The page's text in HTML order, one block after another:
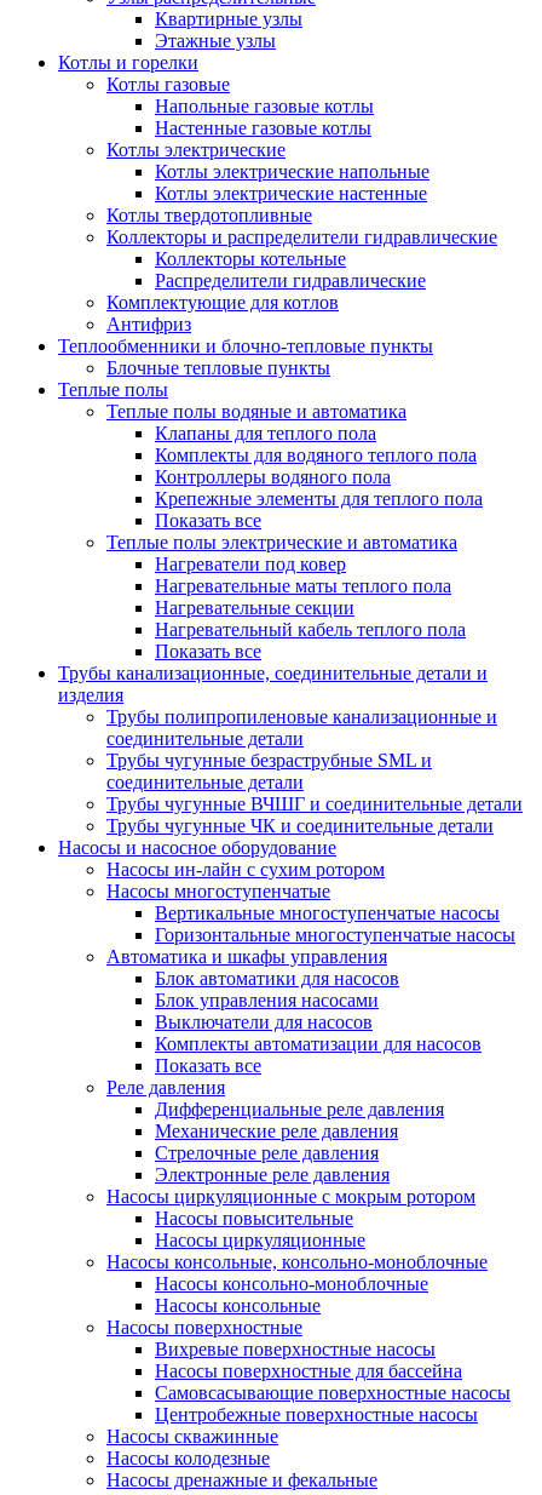
Квартирные узлы
Этажные узлы
Котлы и горелки
Котлы газовые
Напольные газовые котлы
Настенные газовые котлы
Котлы электрические
Котлы электрические напольные
Котлы электрические настенные
Котлы твердотопливные
Коллекторы и распределители гидравлические
Коллекторы котельные
Распределители гидравлические
Комплектующие для котлов
Антифриз
Теплообменники и блочно-тепловые пункты
Блочные тепловые пункты
Теплые полы
Теплые полы водяные и автоматика
Клапаны для теплого пола
Комплекты для водяного теплого пола
Контроллеры водяного пола
Крепежные элементы для теплого пола
Показать все
Теплые полы электрические и автоматика
Нагреватели под ковер
Нагревательные маты теплого пола
Нагревательные секции
Нагревательный кабель теплого пола
Показать все
Трубы канализационные, соединительные детали и
изделия
Трубы полипропиленовые канализационные и
соединительные детали
Трубы чугунные безраструбные SML и
соединительные детали
Трубы чугунные ВЧШГ и соединительные детали
Трубы чугунные ЧК и соединительные детали
Насосы и насосное оборудование
Насосы ин-лайн с сухим ротором
Насосы многоступенчатые
Вертикальные многоступенчатые насосы
Горизонтальные многоступенчатые насосы
Автоматика и шкафы управления
Блок автоматики для насосов
Блок управления насосами
Выключатели для насосов
Комплекты автоматизации для насосов
Показать все
Реле давления
Дифференциальные реле давления
Механические реле давления
Стрелочные реле давления
Электронные реле давления
Насосы циркуляционные с мокрым ротором
Насосы повысительные
Насосы циркуляционные
Насосы консольные, консольно-моноблочные
Насосы консольно-моноблочные
Насосы консольные
Насосы поверхностные
Вихревые поверхностные насосы
Насосы поверхностные для бассейна
Самовсасывающие поверхностные насосы
Центробежные поверхностные насосы
Насосы скважинные
Насосы колодезные
Насосы дренажные и фекальные